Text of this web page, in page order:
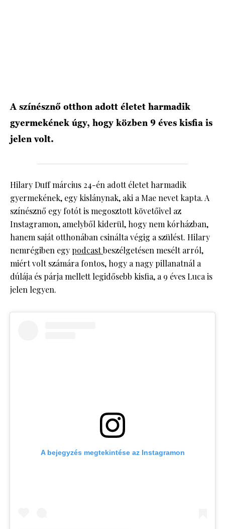
A színésznő otthon adott életet harmadik
gyermekének úgy, hogy közben 9 éves kisfia is
jelen volt.
Hilary Duff március 24-én adott életet harmadik
gyermekének, egy kislánynak, aki a Mae nevet kapta. A
színésznő egy fotót is megosztott követőivel az
Instagramon, amelyből kiderül, hogy nem kórházban,
hanem saját otthonában csinálta végig a szülést. Hilary
nemrégiben egy podcastbeszélgetésen mesélt arról,
miért volt számára fontos, hogy a nagy pillanatnál a
dúlája és párja mellett legidősebb kisfia, a 9 éves Luca is
jelen legyen.
A bejegyzés megtekintése az Instagramon